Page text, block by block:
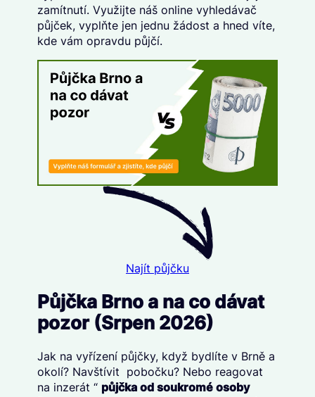
zamítnutí. Využijte náš online vyhledávač
půjček, vyplňte jen jednu žádost a hned víte,
kde vám opravdu půjčí.
Najít půjčku
Půjčka Brno a na co dávat
pozor (Srpen 2026)
Jak na vyřízení půjčky, když bydlíte v Brně a
okolí? Navštívit pobočku? Nebo reagovat
na inzerát “ půjčka od soukromé osoby